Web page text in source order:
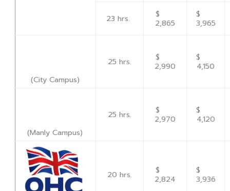
23 hrs.
$
2,865
$
3,965
(City Campus)
25 hrs.
$
2,990
$
4,150
(Manly Campus)
25 hrs.
$
2,970
$
4,120
20 hrs.
$
2,824
$
3,936